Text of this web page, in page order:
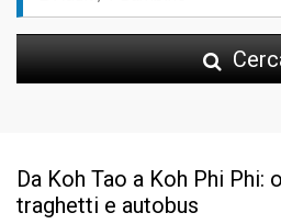
Da Koh Tao a Koh Phi Phi:
traghetti e autobus